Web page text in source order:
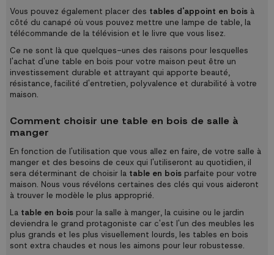
Vous pouvez également placer des tables d'appoint en bois à
côté du canapé où vous pouvez mettre une lampe de table, la
télécommande de la télévision et le livre que vous lisez.
Ce ne sont là que quelques-unes des raisons pour lesquelles
l'achat d'une table en bois pour votre maison peut être un
investissement durable et attrayant qui apporte beauté,
résistance, facilité d'entretien, polyvalence et durabilité à votre
maison.
Comment choisir une table en bois de salle à
manger
En fonction de l'utilisation que vous allez en faire, de votre salle à
manger et des besoins de ceux qui l'utiliseront au quotidien, il
sera déterminant de choisir la table en bois parfaite pour votre
maison. Nous vous révélons certaines des clés qui vous aideront
à trouver le modèle le plus approprié.
La table en bois pour la salle à manger, la cuisine ou le jardin
deviendra le grand protagoniste car c'est l'un des meubles les
plus grands et les plus visuellement lourds, les tables en bois
sont extra chaudes et nous les aimons pour leur robustesse.